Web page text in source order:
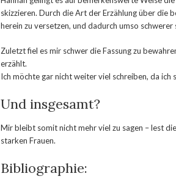
skizzieren. Durch die Art der Erzählung über die
herein zu versetzen, und dadurch umso schwerer
Zuletzt fiel es mir schwer die Fassung zu
erzählt.
Ich möchte gar nicht weiter viel schreiben, da ich
Und insgesamt?
Mir bleibt somit nicht mehr viel zu sagen – lest
starken Frauen.
Bibliographie: